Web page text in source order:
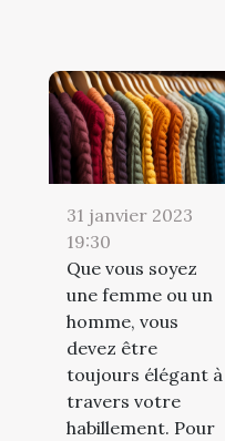
31 janvier 2023
19:30
Que vous soyez
une femme ou un
homme, vous
devez être
toujours élégant à
travers votre
habillement. Pour